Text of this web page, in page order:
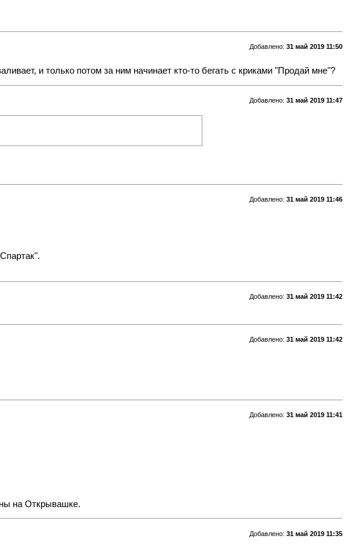
Добавлено: 31 май 2019 11:50
и только потом за ним начинает кто-то бегать с криками "Продай мне"?
Добавлено: 31 май 2019 11:47
Добавлено: 31 май 2019 11:46
Добавлено: 31 май 2019 11:42
Добавлено: 31 май 2019 11:42
Добавлено: 31 май 2019 11:41
на Открывашке.
Добавлено: 31 май 2019 11:35